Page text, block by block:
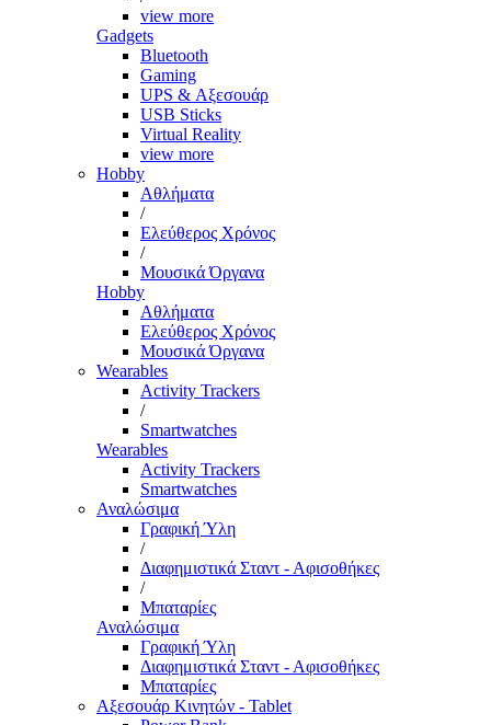
view more
Gadgets
Bluetooth
Gaming
UPS & Αξεσουάρ
USB Sticks
Virtual Reality
view more
Hobby
Αθλήματα
/
Ελεύθερος Χρόνος
/
Μουσικά Όργανα
Hobby
Αθλήματα
Ελεύθερος Χρόνος
Μουσικά Όργανα
Wearables
Activity Trackers
/
Smartwatches
Wearables
Activity Trackers
Smartwatches
Αναλώσιμα
Γραφική Ύλη
/
Διαφημιστικά Σταντ - Αφισοθήκες
/
Μπαταρίες
Αναλώσιμα
Γραφική Ύλη
Διαφημιστικά Σταντ - Αφισοθήκες
Μπαταρίες
Αξεσουάρ Κινητών - Tablet